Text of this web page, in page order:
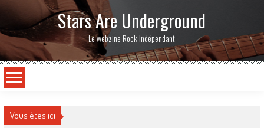
Stars Are Underground
Le webzine Rock Indépendant
Vous êtes ici